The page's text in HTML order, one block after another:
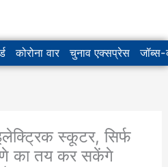
कोरोना वार चुनाव एक्सप्रेस जॉब्स-
स्कूटर, सिर्फ
का तय कर सकेंगे